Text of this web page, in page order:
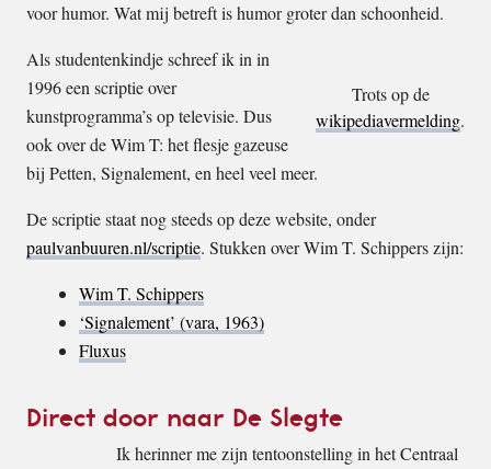
voor humor. Wat mij betreft is humor groter dan schoonheid.
Trots op de
wikipediavermelding.
Als studentenkindje schreef ik in in
1996 een scriptie over
kunstprogramma’s op televisie. Dus
ook over de Wim T: het flesje gazeuse
bij Petten, Signalement, en heel veel meer.
De scriptie staat nog steeds op deze website, onder
paulvanbuuren.nl/scriptie. Stukken over Wim T. Schippers zijn:
Wim T. Schippers
‘Signalement’ (vara, 1963)
Fluxus
Direct door naar De Slegte
Ik herinner me zijn tentoonstelling in het Centraal